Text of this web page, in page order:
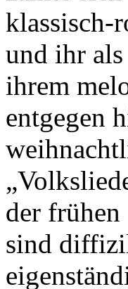
klassisch-
und ihr
ihrem
entgegen
der frühen
sind